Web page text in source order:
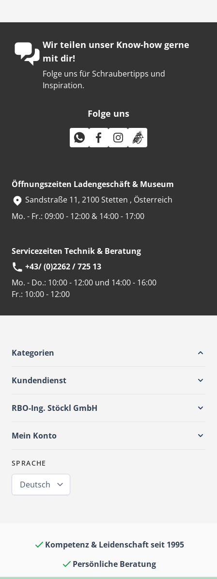
Wir teilen unser Know-how gerne
mit dir!
Folge uns für Schraubertipps und
Inspiration.
Folge uns
Öffnungszeiten Ladengeschäft & Museum
Sandstraße 11, 2100 Stetten , Österreich
Mo. - Fr.: 09:00 - 12:00 & 14:00 - 17:00
Servicezeiten Technik & Beratung
+43/ (0)2262 / 725 13
Mo. - Do.: 10:00 - 12:00 und 14:00 - 16:00
Fr.: 10:00 - 12:00
Kategorien
Kundendienst
RBO-Ing. Stöckl GmbH
Mein Konto
SPRACHE
Deutsch
Kompetenz & Leidenschaft seit 1995
Persönliche Beratung